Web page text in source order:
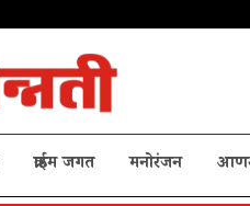
क्राईम जगत मनोरंजन